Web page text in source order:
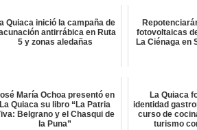
Quiaca inició la campaña de
antirrábica en Ruta
5 y zonas aledañas
fotovoltaicas
La Ciénaga en
María Ochoa presentó en
La Quiaca su libro “La Patria
Belgrano y el Chasqui de
la Puna”
La Quiaca
identidad
curso de
turismo